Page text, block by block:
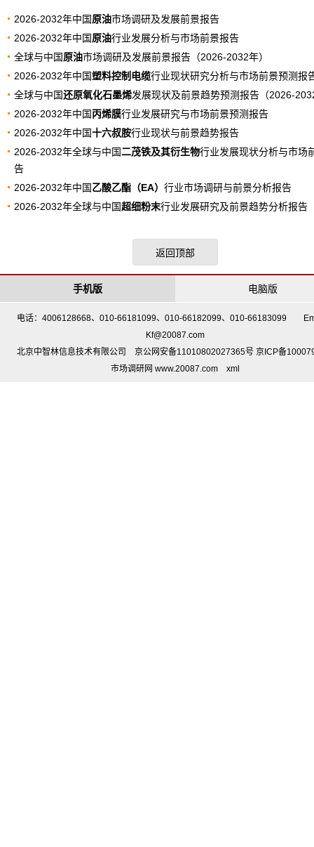
2026-2032年中国原油市场调研及发展前景报告
2026-2032年中国原油行业发展分析与市场前景报告
全球与中国原油市场调研及发展前景报告（2026-2032年）
2026-2032年中国塑料控制电缆行业现状研究分析与市场前景预测报
全球与中国还原氧化石墨烯发展现状及前景趋势预测报告（2026-
2026-2032年中国丙烯膜行业发展研究与市场前景预测报告
2026-2032年中国十六叔胺行业现状与前景趋势报告
2026-2032年全球与中国二茂铁及其衍生物行业发展现状分析与市场
告
2026-2032年中国乙酸乙酯（EA） 行业市场调研与前景分析报告
2026-2032年全球与中国超细粉末行业发展研究及前景趋势分析报告
返回顶部
电脑版
手机版
电话：4006128668、010-66181099、010-66182099、010-66183099
Kf@20087.com
北京中智林信息技术有限公司 京公网安备11010802027365号 京ICP备
市场调研网 www.20087.com
xml